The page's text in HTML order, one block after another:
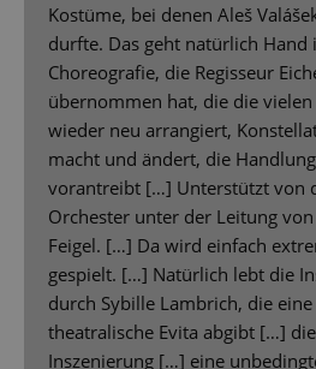
Kostüme, bei denen Aleš
durfte. Das geht natürlich
Choreografie, die Regisseur
übernommen hat, die die
wieder neu arrangiert,
macht und ändert, die
vorantreibt […] Unterstützt von
Orchester unter der Leitung
Feigel. […] Da wird einfach
gespielt. […] Natürlich lebt die
durch Sybille Lambrich, die
theatralische Evita abgibt […]
Inszenierung […] eine